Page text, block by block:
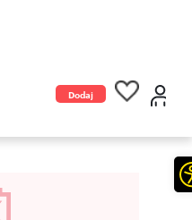
Dodaj